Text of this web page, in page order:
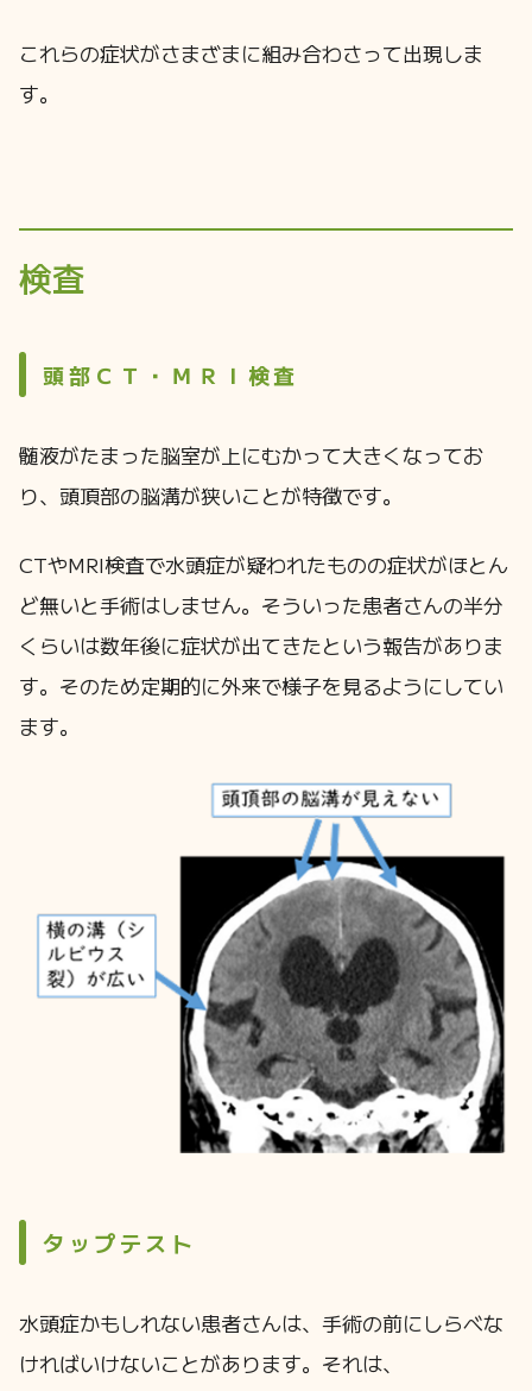
これらの症状がさまざまに組み合わさって出現しま
す。
検査
頭部ＣＴ・ＭＲＩ検査
髄液がたまった脳室が上にむかって大きくなってお
り、頭頂部の脳溝が狭いことが特徴です。
CTやMRI検査で水頭症が疑われたものの症状がほとん
ど無いと手術はしません。そういった患者さんの半分
くらいは数年後に症状が出てきたという報告がありま
す。そのため定期的に外来で様子を見るようにしてい
ます。
タップテスト
水頭症かもしれない患者さんは、手術の前にしらべな
ければいけないことがあります。それは、